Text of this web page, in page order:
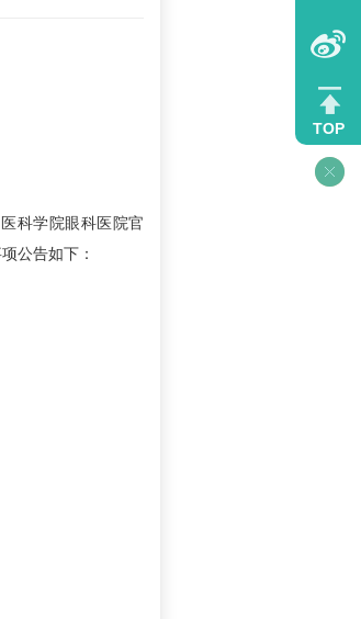
科学院眼科医院官
公告如下：
TOP